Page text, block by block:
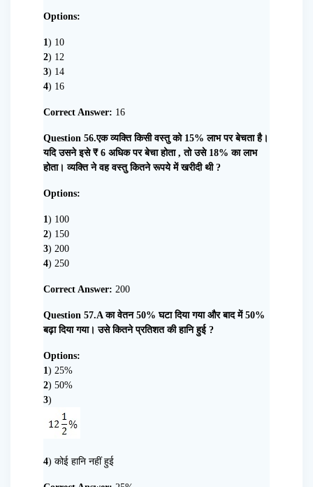
Options:
1) 10
2) 12
3) 14
4) 16
Correct Answer: 16
Question 56.एक व्यक्ति किसी वस्तु को 15% लाभ पर बेचता है।
यदि उसने इसे ₹ 6 अधिक पर बेचा होता , तो उसे 18% का लाभ
होता। व्यक्ति ने वह वस्तु कितने रूपये में खरीदी थी ?
Options:
1) 100
2) 150
3) 200
4) 250
Correct Answer: 200
Question 57.A का वेतन 50% घटा दिया गया और बाद में 50%
बढ़ा दिया गया। उसे कितने प्रतिशत की हानि हुई ?
Options:
1) 25%
2) 50%
3)
4) कोई हानि नहीं हुई